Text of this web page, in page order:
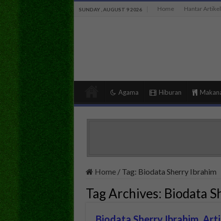
SUNDAY , AUGUST 9 2026 Home Hantar Artikel
Agama Hiburan
Home / Tag: Biodata Sherry Ibrahim
Tag Archives: Biodata